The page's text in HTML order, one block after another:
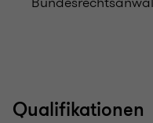
Qualifikationen